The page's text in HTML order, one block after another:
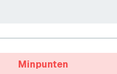
Minpunten